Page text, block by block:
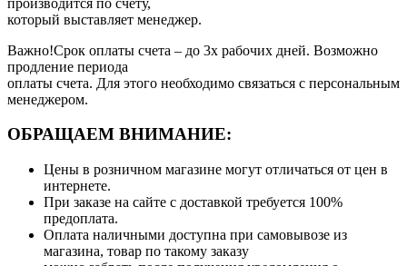
который выставляет менеджер.
Важно!Срок оплаты счета – до 3х рабочих дней. Возможно
продление периода
оплаты счета. Для этого необходимо связаться с персональным
менеджером.
ОБРАЩАЕМ ВНИМАНИЕ:
Цены в розничном магазине могут отличаться от цен в
интернете.
При заказе на сайте с доставкой требуется 100%
предоплата.
Оплата наличными доступна при самовывозе из
магазина, товар по такому заказу